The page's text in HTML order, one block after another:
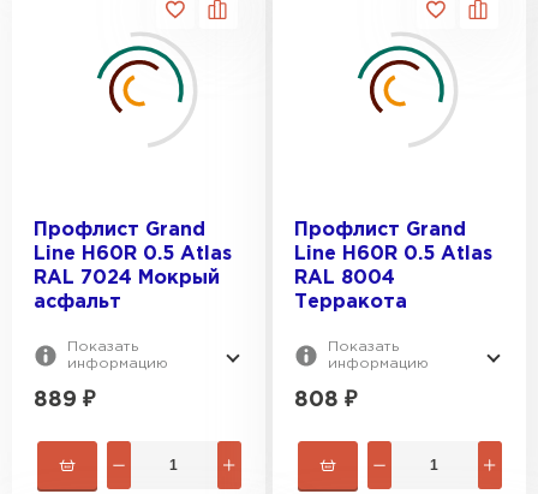
Профлист Grand
Line H60R 0.5 Atlas
RAL 7024 Мокрый
асфальт
Показать
информацию
889 ₽
Профлист Grand
Line H60R 0.5 Atlas
RAL 8004
Терракота
Показать
информацию
808 ₽